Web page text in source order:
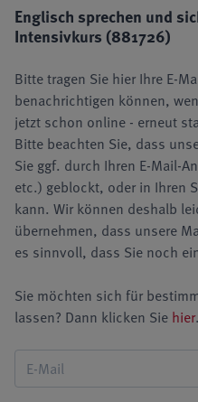
Englisch sprechen und
Intensivkurs (881726)
Bitte tragen Sie hier Ihre E-
benachrichtigen können,
jetzt schon online - erneut
Bitte beachten Sie, dass
Sie ggf. durch Ihren E-Mail-
etc.) geblockt, oder in Ihren
kann. Wir können deshalb
übernehmen, dass unsere
es sinnvoll, dass Sie noch
Sie möchten sich für
lassen? Dann klicken Sie hier.